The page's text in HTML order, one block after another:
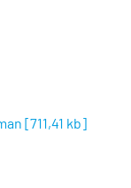
[711,41 kb]